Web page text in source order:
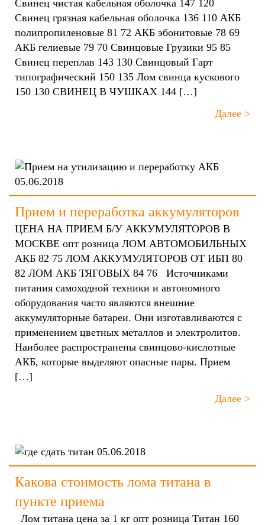
Свинец чистая кабельная оболочка 147 120
Свинец грязная кабельная оболочка 136 110 АКБ
полипропиленовые 81 72 АКБ эбонитовые 78 69
АКБ гелиевые 79 70 Свинцовые Грузики 95 85
Свинец переплав 143 130 Свинцовый Гарт
типографический 150 135 Лом свинца кускового
150 130 СВИНЕЦ В ЧУШКАХ 144 […]
Далее >
05.06.2018
Прием и переработка аккумуляторов
ЦЕНА НА ПРИЕМ Б/У АККУМУЛЯТОРОВ В
МОСКВЕ опт розница ЛОМ АВТОМОБИЛЬНЫХ
АКБ 82 75 ЛОМ АККУМУЛЯТОРОВ ОТ ИБП 80
82 ЛОМ АКБ ТЯГОВЫХ 84 76 Источниками
питания самоходной техники и автономного
оборудования часто являются внешние
аккумуляторные батареи. Они изготавливаются с
применением цветных металлов и электролитов.
Наиболее распространены свинцово-кислотные
АКБ, которые выделяют опасные пары. Прием
[…]
Далее >
05.06.2018
Какова стоимость лома титана в
пункте приема
Лом титана цена за 1 кг опт розница Титан 160